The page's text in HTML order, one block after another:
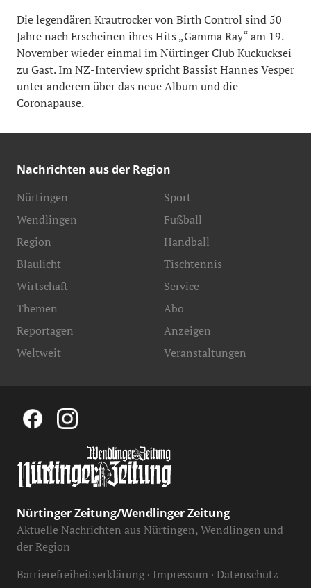
Die legendären Krautrocker von Birth Control sind 50
Jahre nach Erscheinen ihres Hits „Gamma Ray“ am 19.
November wieder einmal im Nürtinger Club Kuckucksei
zu Gast. Im NZ-Interview spricht Bassist Hannes Vesper
unter anderem über das neue Album und die
Coronapause.
Nachrichten aus der Region
Nürtingen
Wendlingen
Region
Blaulicht
Sport
Fußball
Handball
Tischtennis
Wirtschaft
Themen
Reportagen
Weltweit
Service
Abo
Anzeigen
Veranstaltungen
Nürtinger Zeitung/Wendlinger Zeitung
Aktuelle Nachrichten aus Nürtingen, Wendlingen und
der Region
Barrierefreiheitserklärung Impressum Datenschutz